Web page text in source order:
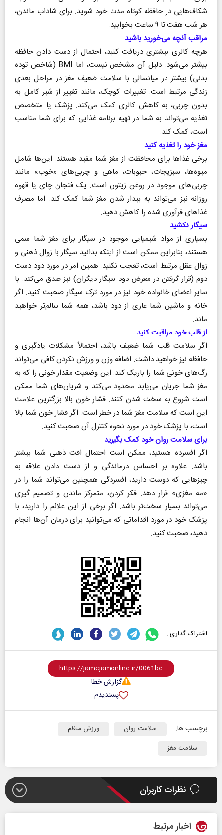
شکاف‌هایی در حافظه کوتاه مدت خود شوید. برای شاداب ماندن،
هر شب هفت تا ۹ ساعت بخوابید.
مراقب آنچه می‌خورید باشید
هرچه کالری بیشتری دریافت کنید، احتمال از دست دادن حافظه
بیشتر می‌شود. دلیل آن مشخص نیست، اما BMI (شاخص توده
بدنی) بیشتر در میانسالی با سلامت ضعیف مغز در مراحل بعدی
زندگی مرتبط است. تغییرات کوچک، مانند تغییر از شیر کامل به
بدون چربی، به کاهش کالری کمک می‌کند. پزشک یا متخصص
تغذیه می‌تواند به شما در تهیه برنامه غذایی که برای شما مناسب
است، کمک کند.
مغز خود را تغذیه کنید
برخی غذا‌ها برای محافظت از مغز شما مفید هستند. این‌ها شامل
میوه‌ها، سبزیجات، حبوبات، ماهی و چربی‌های «خوب» مانند
چربی‌های موجود در روغن زیتون است. یک فنجان چای یا قهوه
روزانه نیز می‌تواند به بیدار شدن مغز شما کمک کند. اما مصرف
غذا‌های فرآوری شده را کاهش دهید.
سیگار نکشید
بسیاری از مواد شیمیایی موجود در سیگار برای مغز شما سمی
هستند، بنابراین ممکن است از اینکه بدانید سیگار با زوال ذهنی و
زوال عقل مرتبط است، تعجب نکنید. همین امر در مورد دود دست
دوم (قرار گرفتن در معرض دود سیگار دیگران) نیز صدق می‌کند. با
سایر اعضای خانواده خود نیز در مورد ترک سیگار صحبت کنید. اگر
خانه و ماشین شما عاری از دود باشد، همه شما سالم‌تر خواهید
ماند.
از قلب خود مراقبت کنید
اگر سلامت قلب شما ضعیف باشد، احتمالاً مشکلات یادگیری و
حافظه نیز خواهید داشت. اضافه وزن و ورزش نکردن کافی می‌تواند
رگ‌های خونی شما را باریک کند. این وضعیت مقدار خونی را که به
مغز شما جریان می‌یابد محدود می‌کند و شریان‌های شما ممکن
است شروع به سخت شدن کنند. فشار خون بالا بزرگترین علامت
این است که سلامت مغز شما در خطر است. اگر فشار خون شما بالا
است، با پزشک خود در مورد نحوه کنترل آن صحبت کنید.
برای سلامت روان خود کمک بگیرید
اگر افسرده هستید، ممکن است احتمال افت ذهنی شما بیشتر
باشد. علاوه بر احساس درماندگی و از دست دادن علاقه به
چیز‌هایی که دوست دارید، افسردگی همچنین می‌تواند شما را در
«مه مغزی» قرار دهد. فکر کردن، متمرکز ماندن و تصمیم گیری
می‌تواند بسیار سخت‌تر باشد. اگر برخی از این علائم را دارید، با
پزشک خود در مورد اقداماتی که می‌توانید برای درمان آن‌ها انجام
دهید، صحبت کنید.
اشتراک گذاری :
گزارش خطا
پسندیدم
برچسب ها: سلامت روان
ورزش منظم
سلامت مغز
نظرات کاربران
اخبار مرتبط